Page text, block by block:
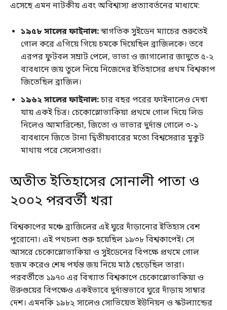
এসেছে এমন নাটকীয় এবং অবিশ্বাস্য প্রত্যাবর্তনের মাধ্যমে:
১৯৫৮ সালের ফাইনাল:স্বাগতিক সুইডেন ম্যাচের শুরুতেই
গোল করে এগিয়ে গিয়ে চমকে দিয়েছিল ব্রাজিলকে। তবে
এরপর ফুটবল সম্রাট পেলে, ভাভা ও জাগালোর জাদুতে ৫-২
ব্যবধানে জয় তুলে নিয়ে নিজেদের ইতিহাসের প্রথম বিশ্বকাপ
জিতেছিল ব্রাজিল।
১৯৬২ সালের ফাইনাল:চার বছর পরের ফাইনালেও দেখা
যায় একই চিত্র। চেকোস্লোভাকিয়া প্রথমে গোল দিয়ে লিড
নিলেও আমারিল্ডো, জিতো ও ভাভার দুর্দান্ত গোলে ৩-১
ব্যবধানে জিতে টানা দ্বিতীয়বারের মতো বিশ্বসেরার মুকুট
মাথায় পরে সেলেসাওরা।
অতীত ইতিহাসের সোনালী পাতা ও
২০০২ পরবর্তী খরা
বিশ্বকাপের মঞ্চে ব্রাজিলের এই ঘুরে দাঁড়ানোর ইতিহাস বেশ
পুরোনো। এই পথচলা শুরু হয়েছিল ১৯৩৮ বিশ্বকাপেই। সে
আসরে চেকোস্লোভাকিয়া ও সুইডেনের বিপক্ষে প্রথমে গোল
হজম করেও শেষ পর্যন্ত জয় নিয়ে মাঠ ছেড়েছিল তারা।
পরবর্তীতে ১৯৭০ এর বিখ্যাত বিশ্বকাপে চেকোস্লোভাকিয়া ও
উরুগুয়ের বিপক্ষেও একইভাবে দুর্দান্তভাবে ঘুরে দাঁড়ায় সাম্বার
দেশ। এমনকি ১৯৮২ সালেও সোভিয়েত ইউনিয়ন ও স্কটল্যান্ডের